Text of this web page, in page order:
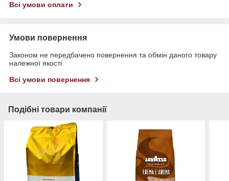
Всі умови оплати
Умови повернення
Законом не передбачено повернення та обмін даного товару
належної якості
Всі умови повернення
Подібні товари компанії